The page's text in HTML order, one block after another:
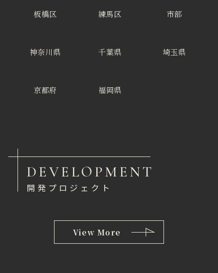
板橋区 練馬区 市部
神奈川県 千葉県 埼玉県
京都府 福岡県
DEVELOPMENT
開発プロジェクト
View More